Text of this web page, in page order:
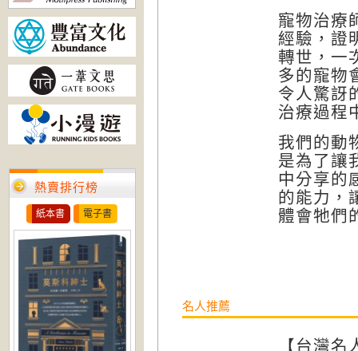
熱賣排行榜
紙本書 電子書
寵物治療
經驗，證
轉世，一
多的寵物
令人驚訝
治療過程
我們的動
是為了讓
中分享的
的能力，
體會牠們
名人推薦
【台灣名